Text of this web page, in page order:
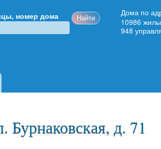
номер дома
Дома по
10986
948
д. 71